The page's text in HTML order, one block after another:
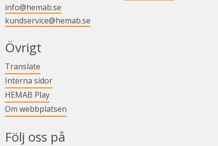
info@hemab.se
kundservice@hemab.se
Övrigt
Translate
Interna sidorLänk till annan webbplats.
HEMAB PlayLänk till annan webbplats.
Om webbplatsen
Följ oss på